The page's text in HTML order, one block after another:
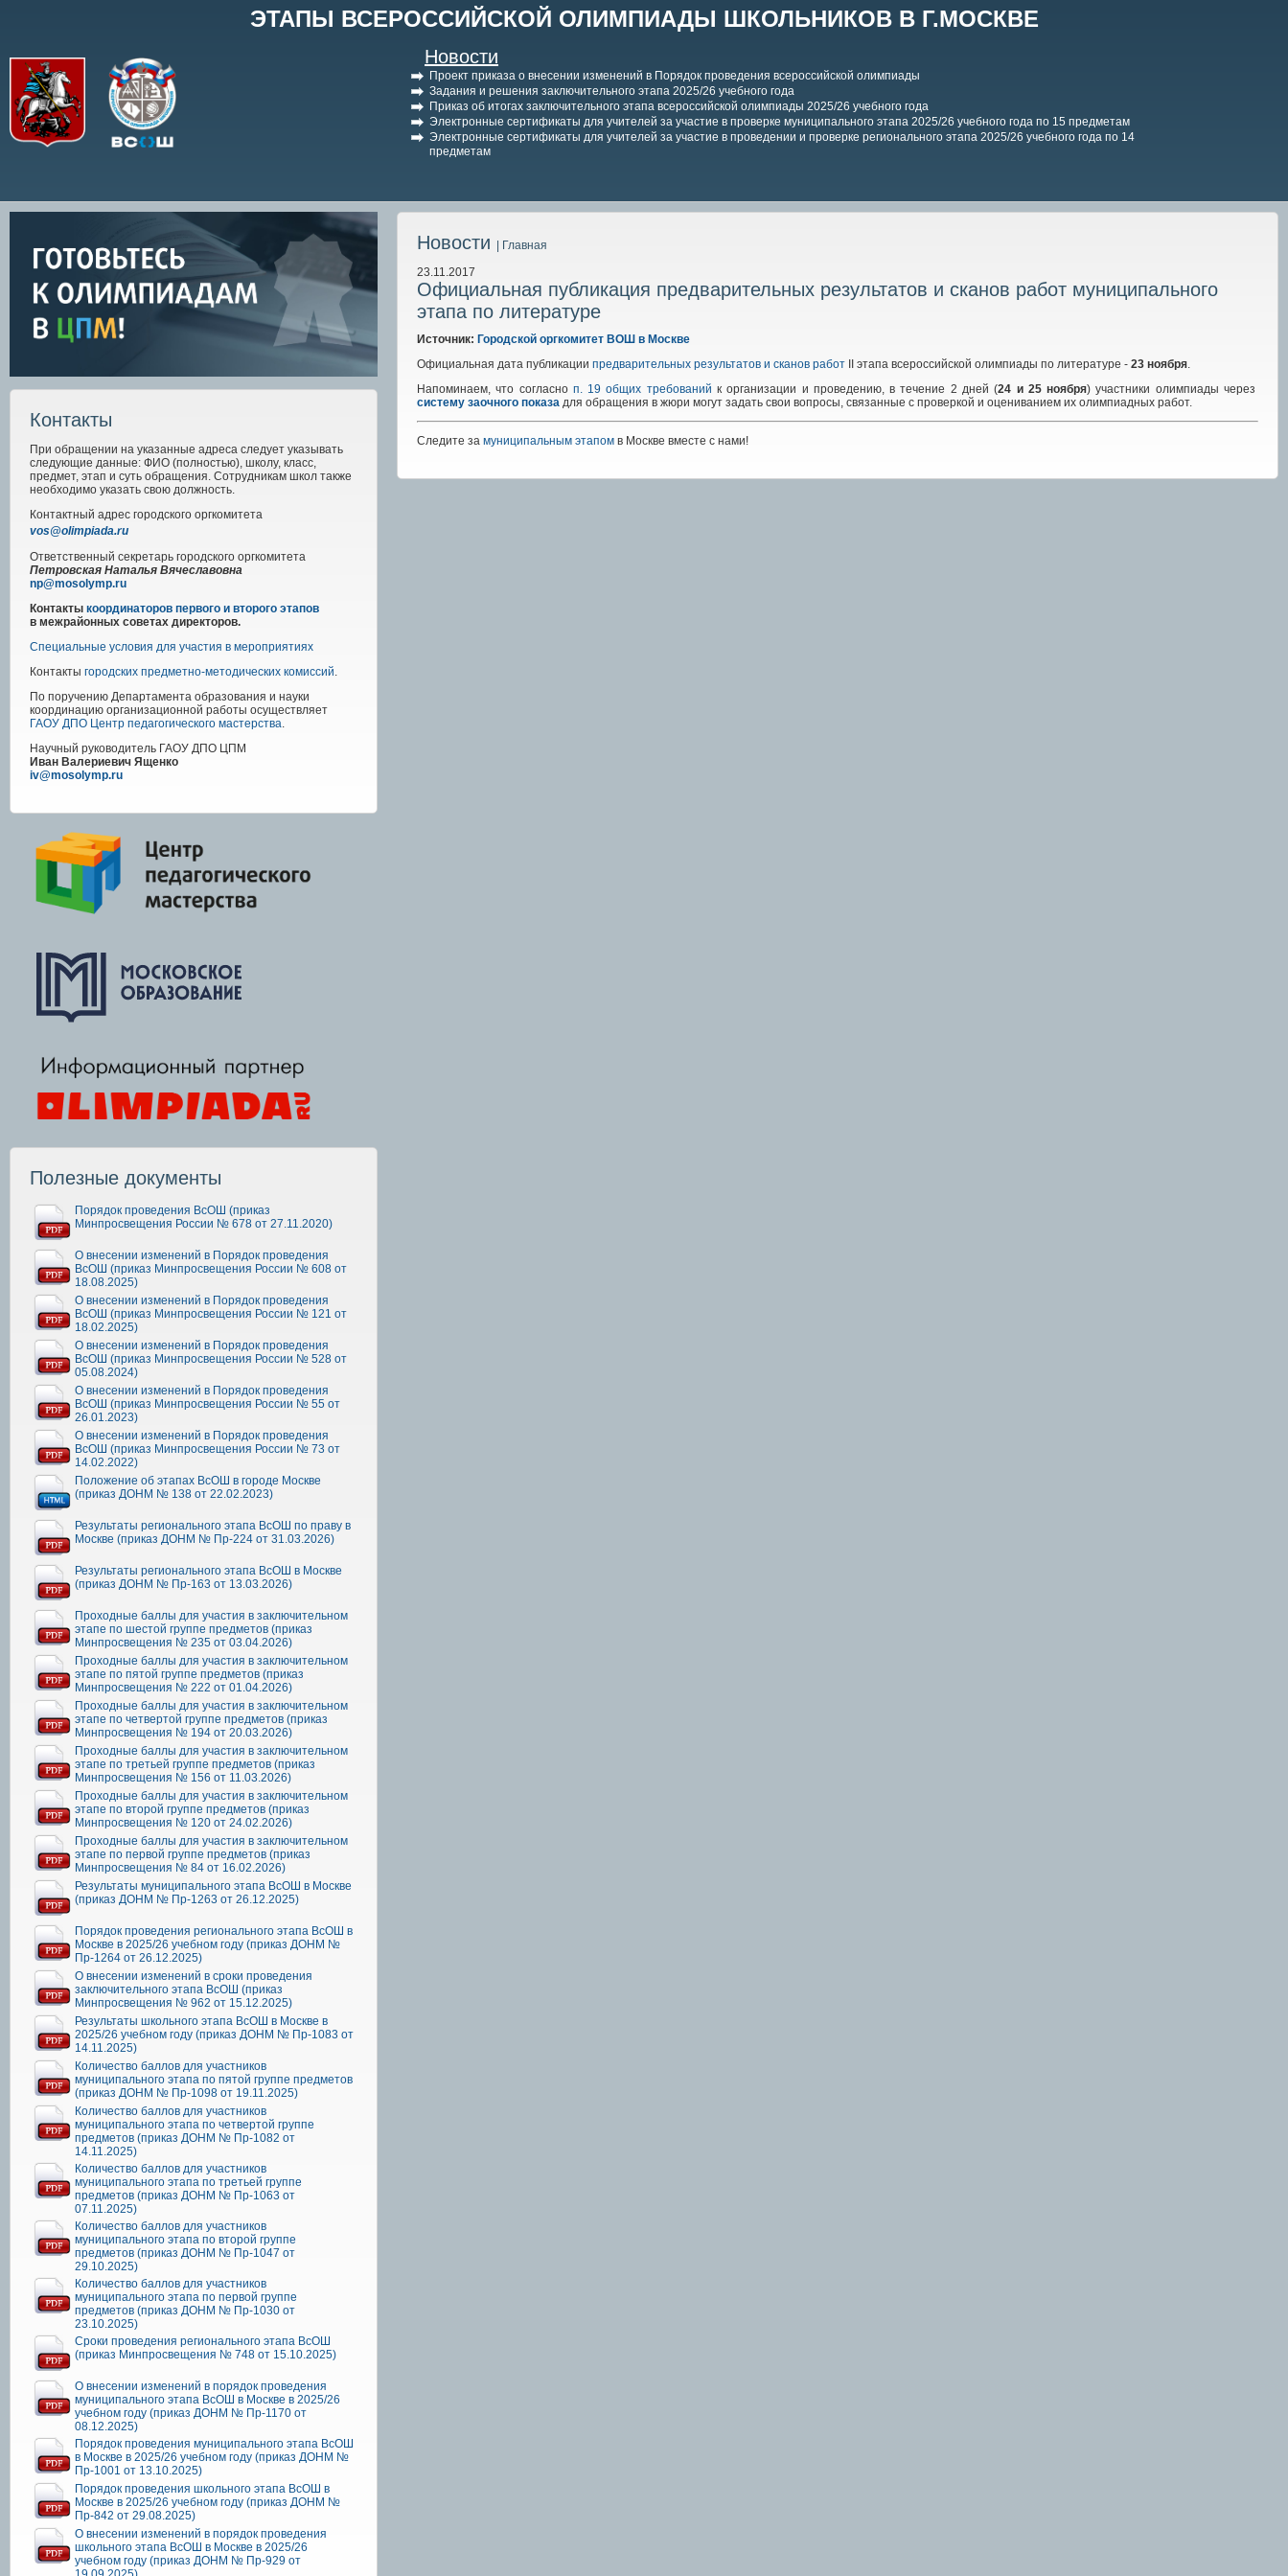
ЭТАПЫ ВСЕРОССИЙСКОЙ ОЛИМПИАДЫ ШКОЛЬНИКОВ В Г.МОСКВЕ
Новости
Проект приказа о внесении изменений в Порядок проведения всероссийской олимпиады
Задания и решения заключительного этапа 2025/26 учебного года
Приказ об итогах заключительного этапа всероссийской олимпиады 2025/26 учебного года
Электронные сертификаты для учителей за участие в проверке муниципального этапа 2025/26 учебного года по 15 предметам
Электронные сертификаты для учителей за участие в проведении и проверке регионального этапа 2025/26 учебного года по 14
предметам
Контакты
При обращении на указанные адреса следует указывать
следующие данные: ФИО (полностью), школу, класс,
предмет, этап и суть обращения. Сотрудникам школ также
необходимо указать свою должность.
Контактный адрес городского оргкомитета
vos@olimpiada.ru
Ответственный секретарь городского оргкомитета
Петровская Наталья Вячеславовна
np@mosolymp.ru
Контакты координаторов первого и второго этапов
в межрайонных советах директоров.
Специальные условия для участия в мероприятиях
Контакты городских предметно-методических комиссий.
По поручению Департамента образования и науки
координацию организационной работы осуществляет
ГАОУ ДПО Центр педагогического мастерства.
Научный руководитель ГАОУ ДПО ЦПМ
Иван Валериевич Ященко
iv@mosolymp.ru
Полезные документы
Порядок проведения ВсОШ (приказ
Минпросвещения России № 678 от 27.11.2020)
О внесении изменений в Порядок проведения
ВсОШ (приказ Минпросвещения России № 608 от
18.08.2025)
О внесении изменений в Порядок проведения
ВсОШ (приказ Минпросвещения России № 121 от
18.02.2025)
О внесении изменений в Порядок проведения
ВсОШ (приказ Минпросвещения России № 528 от
05.08.2024)
О внесении изменений в Порядок проведения
ВсОШ (приказ Минпросвещения России № 55 от
26.01.2023)
О внесении изменений в Порядок проведения
ВсОШ (приказ Минпросвещения России № 73 от
14.02.2022)
Положение об этапах ВсОШ в городе Москве
(приказ ДОНМ № 138 от 22.02.2023)
Результаты регионального этапа ВсОШ по праву в
Москве (приказ ДОНМ № Пр-224 от 31.03.2026)
Результаты регионального этапа ВсОШ в Москве
(приказ ДОНМ № Пр-163 от 13.03.2026)
Проходные баллы для участия в заключительном
этапе по шестой группе предметов (приказ
Минпросвещения № 235 от 03.04.2026)
Проходные баллы для участия в заключительном
этапе по пятой группе предметов (приказ
Минпросвещения № 222 от 01.04.2026)
Проходные баллы для участия в заключительном
этапе по четвертой группе предметов (приказ
Минпросвещения № 194 от 20.03.2026)
Проходные баллы для участия в заключительном
этапе по третьей группе предметов (приказ
Минпросвещения № 156 от 11.03.2026)
Проходные баллы для участия в заключительном
этапе по второй группе предметов (приказ
Минпросвещения № 120 от 24.02.2026)
Проходные баллы для участия в заключительном
этапе по первой группе предметов (приказ
Минпросвещения № 84 от 16.02.2026)
Результаты муниципального этапа ВсОШ в Москве
(приказ ДОНМ № Пр-1263 от 26.12.2025)
Порядок проведения регионального этапа ВсОШ в
Москве в 2025/26 учебном году (приказ ДОНМ №
Пр-1264 от 26.12.2025)
О внесении изменений в сроки проведения
заключительного этапа ВсОШ (приказ
Минпросвещения № 962 от 15.12.2025)
Результаты школьного этапа ВсОШ в Москве в
2025/26 учебном году (приказ ДОНМ № Пр-1083 от
14.11.2025)
Количество баллов для участников
муниципального этапа по пятой группе предметов
(приказ ДОНМ № Пр-1098 от 19.11.2025)
Количество баллов для участников
муниципального этапа по четвертой группе
предметов (приказ ДОНМ № Пр-1082 от
14.11.2025)
Количество баллов для участников
муниципального этапа по третьей группе
предметов (приказ ДОНМ № Пр-1063 от
07.11.2025)
Количество баллов для участников
муниципального этапа по второй группе
предметов (приказ ДОНМ № Пр-1047 от
29.10.2025)
Количество баллов для участников
муниципального этапа по первой группе
предметов (приказ ДОНМ № Пр-1030 от
23.10.2025)
Сроки проведения регионального этапа ВсОШ
(приказ Минпросвещения № 748 от 15.10.2025)
О внесении изменений в порядок проведения
муниципального этапа ВсОШ в Москве в 2025/26
учебном году (приказ ДОНМ № Пр-1170 от
08.12.2025)
Порядок проведения муниципального этапа ВсОШ
в Москве в 2025/26 учебном году (приказ ДОНМ №
Пр-1001 от 13.10.2025)
Порядок проведения школьного этапа ВсОШ в
Москве в 2025/26 учебном году (приказ ДОНМ №
Пр-842 от 29.08.2025)
О внесении изменений в порядок проведения
школьного этапа ВсОШ в Москве в 2025/26
учебном году (приказ ДОНМ № Пр-929 от
Новости
| Главная
23.11.2017
Официальная публикация предварительных результатов и сканов работ муниципального
этапа по литературе
Источник: Городской оргкомитет ВОШ в Москве
Официальная дата публикации предварительных результатов и сканов работ II этапа всероссийской олимпиады по литературе - 23 ноября.
Напоминаем, что согласно п. 19 общих требований к организации и проведению, в течение 2 дней (24 и 25 ноября) участники олимпиады через
систему заочного показа для обращения в жюри могут задать свои вопросы, связанные с проверкой и оцениванием их олимпиадных работ.
Следите за муниципальным этапом в Москве вместе с нами!